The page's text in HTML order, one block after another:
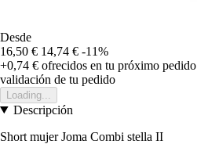
Desde
16,50 € 14,74 € -11%
+0,74 € ofrecidos en tu próximo pedido
validación de tu pedido
Loading...
Descripción
Short mujer Joma Combi stella II